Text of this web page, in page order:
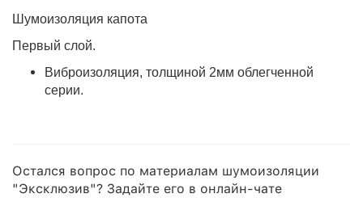
Шумоизоляция капота
Первый слой.
Виброизоляция, толщиной 2мм облегченной
серии.
Остался вопрос по материалам шумоизоляции
"Эксклюзив"? Задайте его в онлайн-чате